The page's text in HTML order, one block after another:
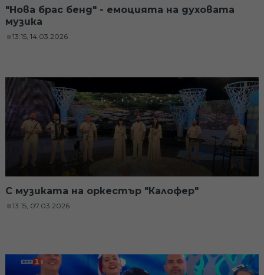
"Нова брас бенд" - емоцията на духовата
музика
13:15, 14.03.2026
С музиката на оркестър "Калофер"
13:15, 07.03.2026